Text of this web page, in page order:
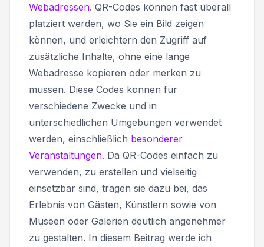
Webadressen. QR-Codes können fast überall
platziert werden, wo Sie ein Bild zeigen
können, und erleichtern den Zugriff auf
zusätzliche Inhalte, ohne eine lange
Webadresse kopieren oder merken zu
müssen. Diese Codes können für
verschiedene Zwecke und in
unterschiedlichen Umgebungen verwendet
werden, einschließlich besonderer
Veranstaltungen. Da QR-Codes einfach zu
verwenden, zu erstellen und vielseitig
einsetzbar sind, tragen sie dazu bei, das
Erlebnis von Gästen, Künstlern sowie von
Museen oder Galerien deutlich angenehmer
zu gestalten. In diesem Beitrag werde ich